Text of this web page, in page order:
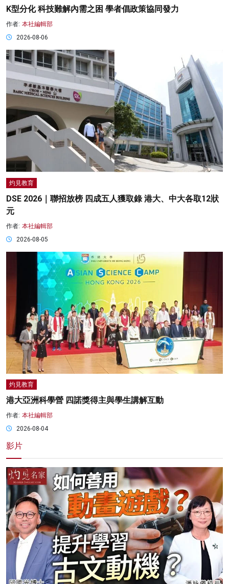
K型分化 科技難解內需之困 學者倡政策協同發力
作者: 本社編輯部
2026-08-06
灼見教育
DSE 2026｜聯招放榜 四成五人獲取錄 港大、中大各取12狀
元
作者: 本社編輯部
2026-08-05
灼見教育
港大亞洲科學營 四諾獎得主與學生講解互動
作者: 本社編輯部
2026-08-04
影片